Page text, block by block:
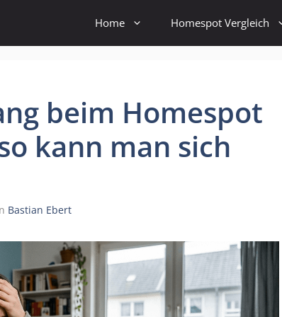
Home Homespot Vergleich
beim Homespot
kann man sich
Bastian Ebert